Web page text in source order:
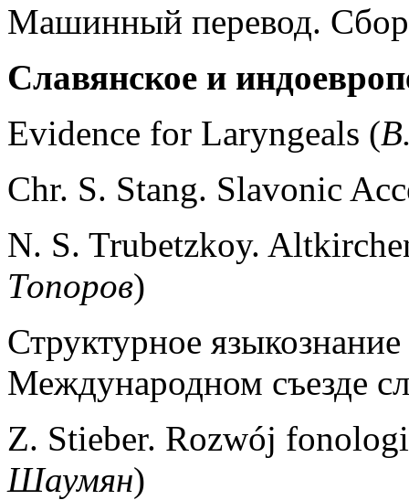
Машинный перевод.
Славянское и
Evidence for Laryngeals (
Chr. S. Stang. Slavonic
N. S. Trubetzkoy.
Топоров)
Структурное
Международном съезде
Z. Stieber. Rozwój
Шаумян)